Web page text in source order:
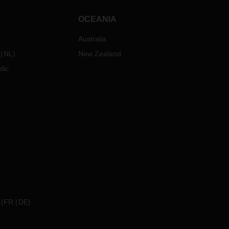
NL )
(FR DE)
OCEANIA
Australia
New Zealand